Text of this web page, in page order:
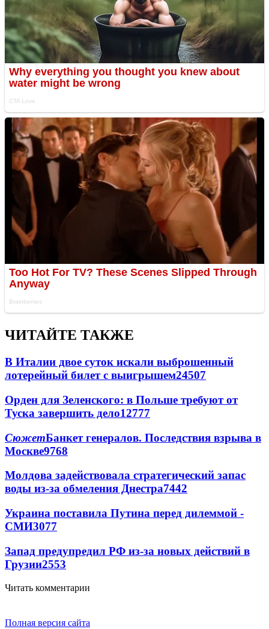
ЧИТАЙТЕ ТАКЖЕ
В Италии двое суток искали выброшенный
лотерейный билет с выигрышем24507
Орден для Зеленского: в Польше требуют от
Туска завершить дело12777
СюжетБанкет генералов. Последствия взрыва в
Москве9768
Молдова задействовала стратегический запас
воды из-за обмеления Днестра7442
Украина поставила Путина перед дилеммой -
СМИ3077
Запад предупредил РФ из-за новых действий в
Грузии2553
Читать комментарии
Полная версия сайта